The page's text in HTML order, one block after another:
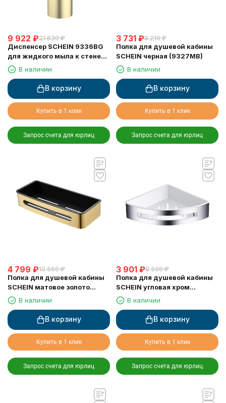
9 922 ₽21 830 ₽
Диспенсер SCHEIN 9336BG
для жидкого мыла к стене
матовое золото
В наличии
В корзину
Купить в 1 клик
Запрос счета для юрлиц
3 731 ₽8 210 ₽
Полка для душевой кабины
SCHEIN черная (9327MB)
В наличии
В корзину
Купить в 1 клик
Запрос счета для юрлиц
4 799 ₽10 560 ₽
Полка для душевой кабины
SCHEIN матовое золото
(9327BG)
В наличии
В корзину
Купить в 1 клик
Запрос счета для юрлиц
3 901 ₽8 590 ₽
Полка для душевой кабины
SCHEIN угловая хром
(9326CH)
В наличии
В корзину
Купить в 1 клик
Запрос счета для юрлиц